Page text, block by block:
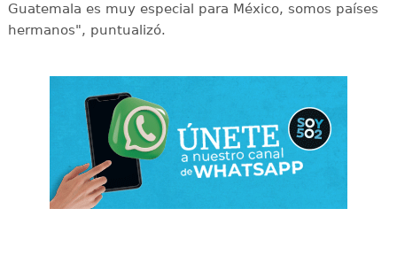
Guatemala es muy especial para México, somos países
hermanos", puntualizó.